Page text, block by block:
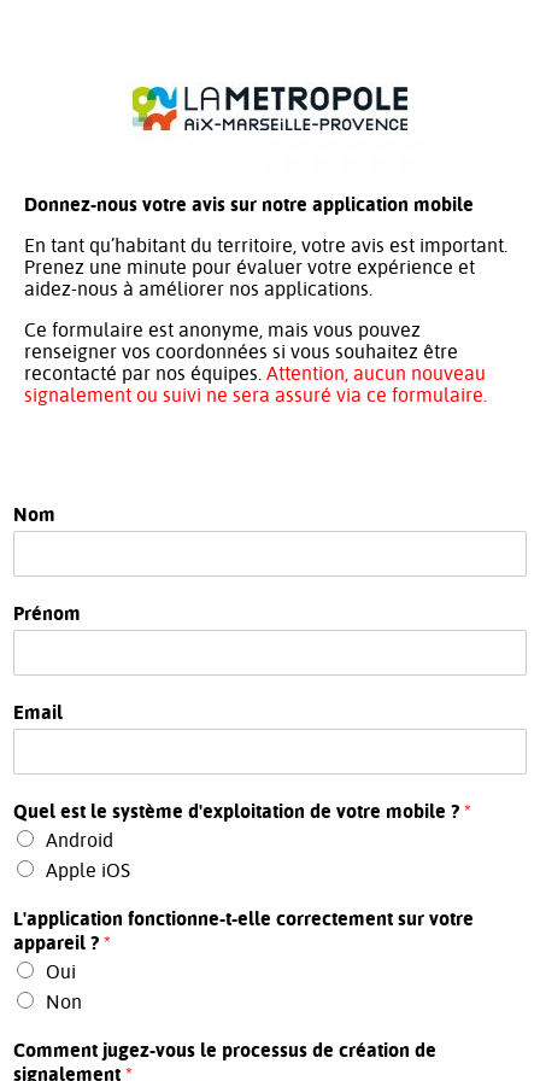
Donnez-nous votre avis sur notre application mobile
En tant qu’habitant du territoire, votre avis est important.
Prenez une minute pour évaluer votre expérience et
aidez-nous à améliorer nos applications.
Ce formulaire est anonyme, mais vous pouvez
renseigner vos coordonnées si vous souhaitez être
recontacté par nos équipes. Attention, aucun nouveau
signalement ou suivi ne sera assuré via ce formulaire.
Nom
Prénom
Email
Quel est le système d'exploitation de votre mobile ? *
Android
Apple iOS
L'application fonctionne-t-elle correctement sur votre
appareil ? *
Oui
Non
Comment jugez-vous le processus de création de
signalement *